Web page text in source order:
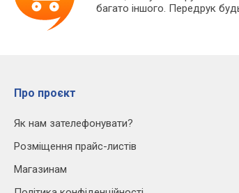
багато іншого. Передрук
Про проєкт
Як нам зателефонувати?
Розміщення прайс-листів
Магазинам